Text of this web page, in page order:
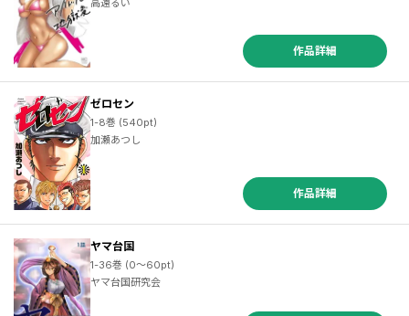
高遠るい
作品詳細
ゼロセン
1-8巻 (540pt)
加瀬あつし
作品詳細
ヤマ台国
1-36巻 (0～60pt)
ヤマ台国研究会